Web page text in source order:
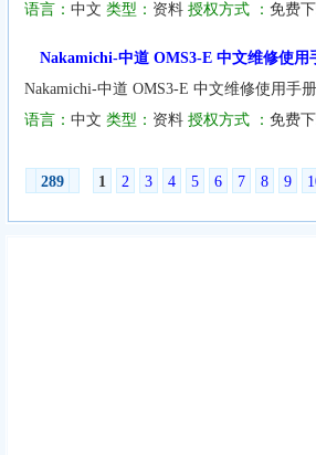
语言： 中文 类型： 资料 授权方式 ： 免费
Nakamichi-中道 OMS3-E 中文维修使用
Nakamichi-中道 OMS3-E 中文维修使用手
语言： 中文 类型： 资料 授权方式 ： 免费
289 1 2 3 4 5 6 7 8 9